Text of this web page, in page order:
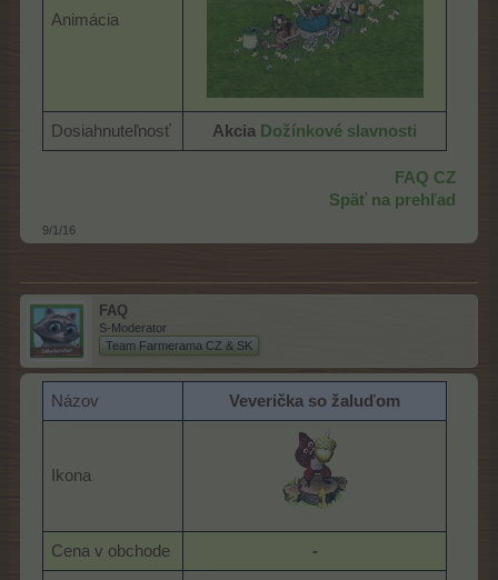
Animácia
Dosiahnuteľnosť Akcia Dožínkové slavnosti
FAQ CZ
Späť na prehľad
9/1/16
FAQ
S-Moderator
Team Farmerama CZ & SK
Názov Veverička so žaluďom
Ikona
Cena v obchode -